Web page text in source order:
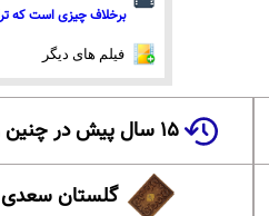
برخلاف چیزی است که
فیلم های دیگر
۱۵ سال پیش در چنین روزی
گلستان سعدی